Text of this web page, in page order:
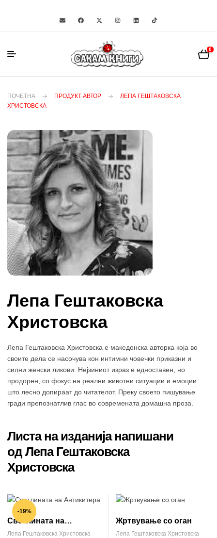
0
ПОЧЕТНА ПРОДУКТ АВТОР
ЛЕПА ГЕШТАКОВСКА
ХРИСТОВСКА
Лепа Гештаковска
Христовска
Лепа Гештаковска Христовска е македонска авторка која во
своите дела се насочува кон интимни човечки приказни и
силни женски ликови. Нејзиниот израз е едноставен, но
продорен, со фокус на реални животни ситуации и емоции
што лесно допираат до читателот. Преку своето пишување
гради препознатлив глас во современата домашна проза.
Листа на изданија напишани
од Лепа Гештаковска
Христовска
-19%
Светлината на
Антикитера
Лепа Гештаковска Христовска
Жртвување со оган
Лепа Гештаковска Христовска